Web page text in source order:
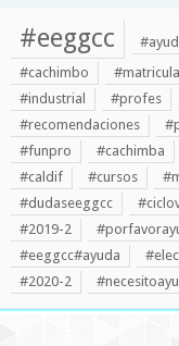
#eeggcc
#cachimbo
#matricula
#industrial
#profes
#recomendaciones
#funpro
#cachimba
#caldif
#cursos
#dudaseeggcc
#2019-2
#eeggcc#ayuda
#2020-2